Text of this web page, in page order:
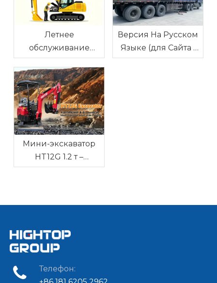
Летнее
обслуживание
экскаватора: как не
перегреться в жару
Версия На Русском
Языке (для Сайта /
Блога)
Мини-экскаватор
HT12G 1.2 т –
надёжная техника
Телефон: